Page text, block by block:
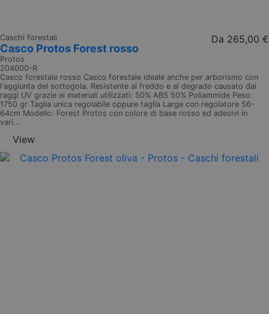
Caschi forestali
Casco Protos Forest rosso
Protos
204000-R
Da 265,00 €
Casco forestale rosso Casco forestale ideale anche per arborismo con
l'aggiunta del sottogola. Resistente al freddo e al degrado causato dai
raggi UV grazie ai materiali utilizzati: 50% ABS 50% Poliammide Peso:
1750 gr Taglia unica regolabile oppure taglia Large con regolatore 56-
64cm Modello: Forest Protos con colore di base rosso ed adesivi in
vari...
View